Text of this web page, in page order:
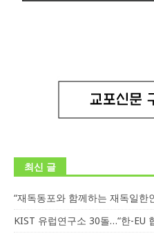
최신 글
“재독동포와 함께하는 재독일한
KIST 유럽연구소 30돌…“한-EU